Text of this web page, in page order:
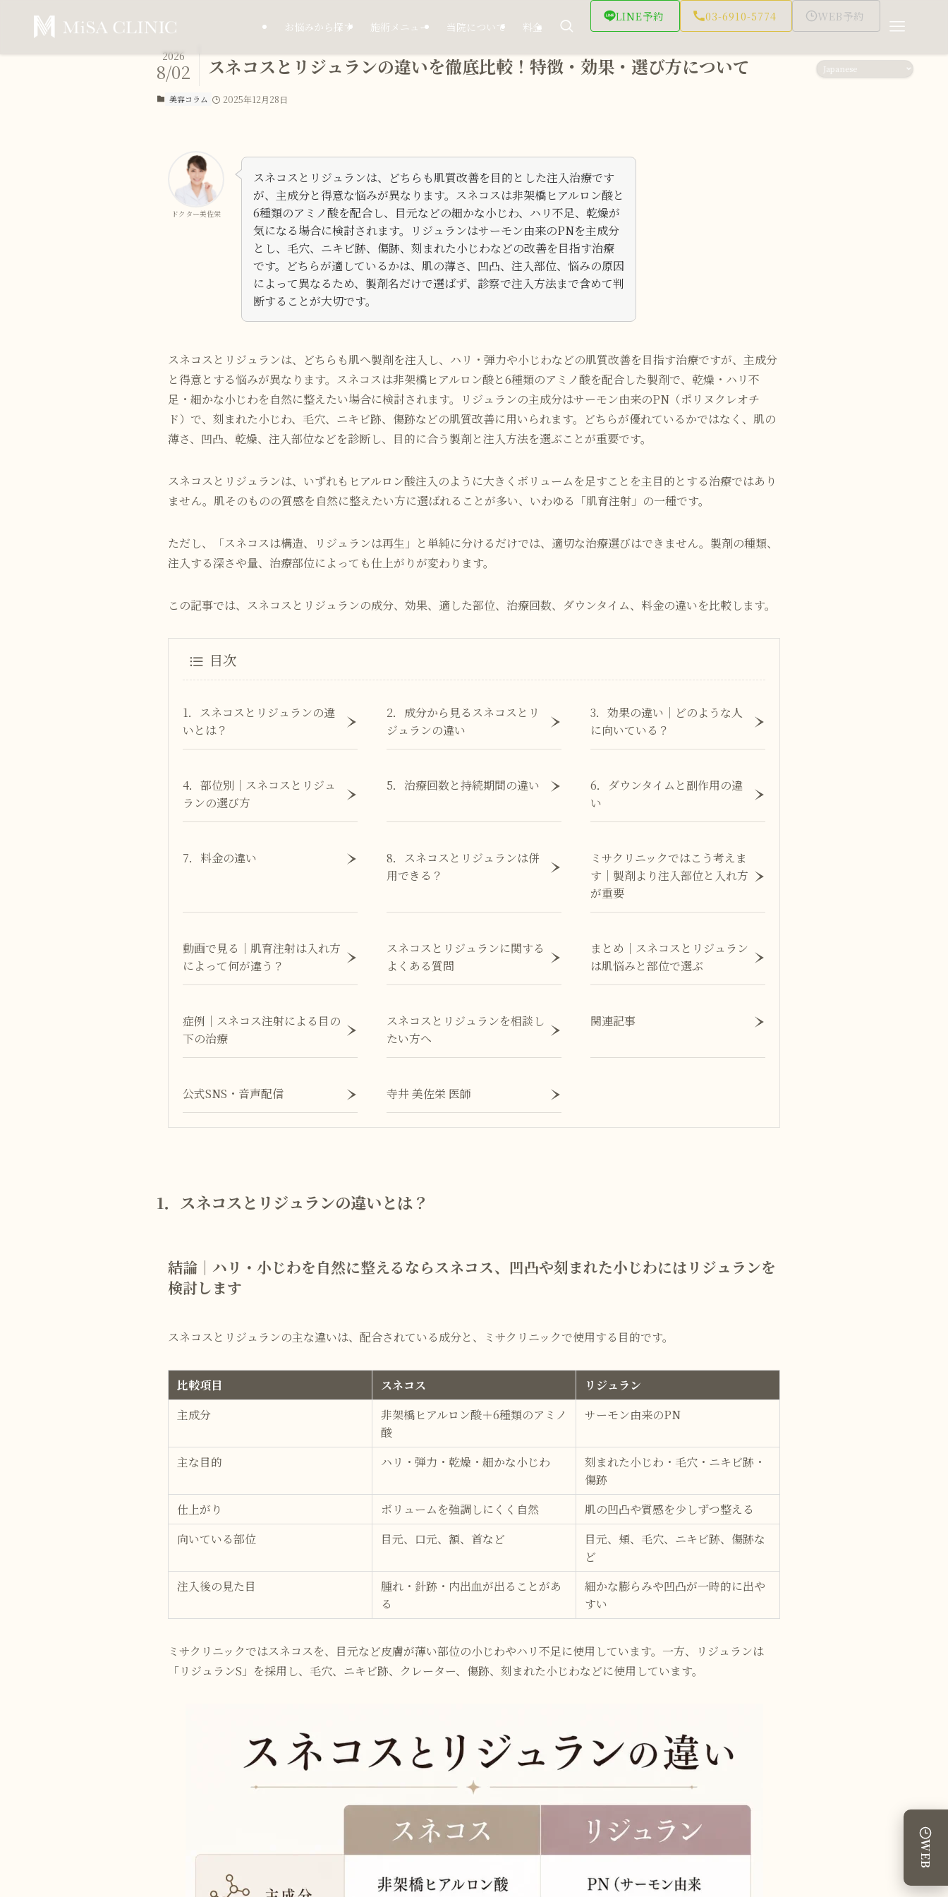
お悩みから探す 施術メニュー 当院について 料金
LINE予約 03-6910-5774 WEB予約
スネコスとリジュランの違いを徹底比較！特徴・効果・選び方について
2026
8/02
美容コラム 2025年12月28日
ドクター美佐栄
スネコスとリジュランは、どちらも肌質改善を目的とした注入治療です
が、主成分と得意な悩みが異なります。スネコスは非架橋ヒアルロン酸と
6種類のアミノ酸を配合し、目元などの細かな小じわ、ハリ不足、乾燥が
気になる場合に検討されます。リジュランはサーモン由来のPNを主成分
とし、毛穴、ニキビ跡、傷跡、刻まれた小じわなどの改善を目指す治療
です。どちらが適しているかは、肌の薄さ、凹凸、注入部位、悩みの原因
によって異なるため、製剤名だけで選ばず、診察で注入方法まで含めて判
断することが大切です。
スネコスとリジュランは、どちらも肌へ製剤を注入し、ハリ・弾力や小じわなどの肌質改善を目指す治療ですが、主成分
と得意とする悩みが異なります。スネコスは非架橋ヒアルロン酸と6種類のアミノ酸を配合した製剤で、乾燥・ハリ不
足・細かな小じわを自然に整えたい場合に検討されます。リジュランの主成分はサーモン由来のPN（ポリヌクレオチ
ド）で、刻まれた小じわ、毛穴、ニキビ跡、傷跡などの肌質改善に用いられます。どちらが優れているかではなく、肌の
薄さ、凹凸、乾燥、注入部位などを診断し、目的に合う製剤と注入方法を選ぶことが重要です。
スネコスとリジュランは、いずれもヒアルロン酸注入のように大きくボリュームを足すことを主目的とする治療ではあり
ません。肌そのものの質感を自然に整えたい方に選ばれることが多い、いわゆる「肌育注射」の一種です。
ただし、「スネコスは構造、リジュランは再生」と単純に分けるだけでは、適切な治療選びはできません。製剤の種類、
注入する深さや量、治療部位によっても仕上がりが変わります。
この記事では、スネコスとリジュランの成分、効果、適した部位、治療回数、ダウンタイム、料金の違いを比較します。
目次
1．スネコスとリジュランの違
いとは？
2．成分から見るスネコスとリ
ジュランの違い
3．効果の違い｜どのような人
に向いている？
4．部位別｜スネコスとリジュ
ランの選び方
5．治療回数と持続期間の違い
6．ダウンタイムと副作用の違
い
7．料金の違い
8．スネコスとリジュランは併
用できる？
ミサクリニックではこう考えま
す｜製剤より注入部位と入れ方
が重要
動画で見る｜肌育注射は入れ方
によって何が違う？
スネコスとリジュランに関する
よくある質問
まとめ｜スネコスとリジュラン
は肌悩みと部位で選ぶ
症例｜スネコス注射による目の
下の治療
スネコスとリジュランを相談し
たい方へ
関連記事
公式SNS・音声配信 寺井 美佐栄 医師
1．スネコスとリジュランの違いとは？
結論｜ハリ・小じわを自然に整えるならスネコス、凹凸や刻まれた小じわにはリジュランを
検討します
スネコスとリジュランの主な違いは、配合されている成分と、ミサクリニックで使用する目的です。
比較項目 スネコス
リジュラン
主成分
非架橋ヒアルロン酸＋6種類のアミノ
酸
サーモン由来のPN
主な目的 ハリ・弾力・乾燥・細かな小じわ
刻まれた小じわ・毛穴・ニキビ跡・
傷跡
仕上がり
ボリュームを強調しにくく自然
肌の凹凸や質感を少しずつ整える
向いている部位
目元、口元、額、首など
目元、頬、毛穴、ニキビ跡、傷跡な
ど
注入後の見た目
腫れ・針跡・内出血が出ることがあ
る
細かな膨らみや凹凸が一時的に出や
すい
ミサクリニックではスネコスを、目元など皮膚が薄い部位の小じわやハリ不足に使用しています。一方、リジュランは
「リジュランS」を採用し、毛穴、ニキビ跡、クレーター、傷跡、刻まれた小じわなどに使用しています。
WEB